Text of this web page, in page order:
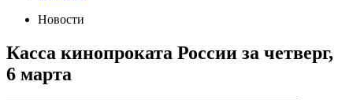
Новости
Касса кинопроката России за четверг,
6 марта